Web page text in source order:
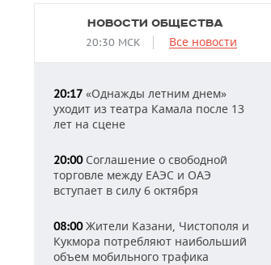
НОВОСТИ ОБЩЕСТВА
20:30 МСК Все новости
20:17 «Однажды летним днем»
уходит из театра Камала после 13
лет на сцене
20:00Соглашение о свободной
торговле между ЕАЭС и ОАЭ
вступает в силу 6 октября
08:00Жители Казани, Чистополя и
Кукмора потребляют наибольший
объем мобильного трафика